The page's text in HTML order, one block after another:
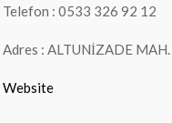
Telefon : 0533 326 92 12
Adres : ALTUNİZADE
Website